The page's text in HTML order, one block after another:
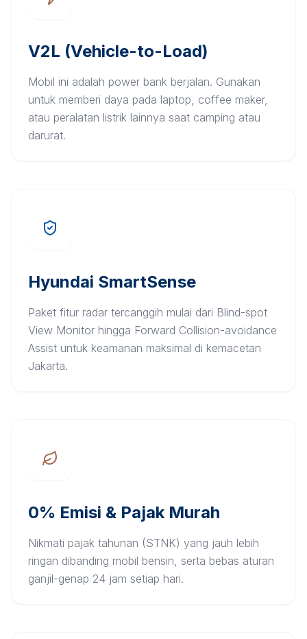
V2L (Vehicle-to-Load)
Mobil ini adalah power bank berjalan. Gunakan
untuk memberi daya pada laptop, coffee maker,
atau peralatan listrik lainnya saat camping atau
darurat.
Hyundai SmartSense
Paket fitur radar tercanggih mulai dari Blind-spot
View Monitor hingga Forward Collision-avoidance
Assist untuk keamanan maksimal di kemacetan
Jakarta.
0% Emisi & Pajak Murah
Nikmati pajak tahunan (STNK) yang jauh lebih
ringan dibanding mobil bensin, serta bebas aturan
ganjil-genap 24 jam setiap hari.